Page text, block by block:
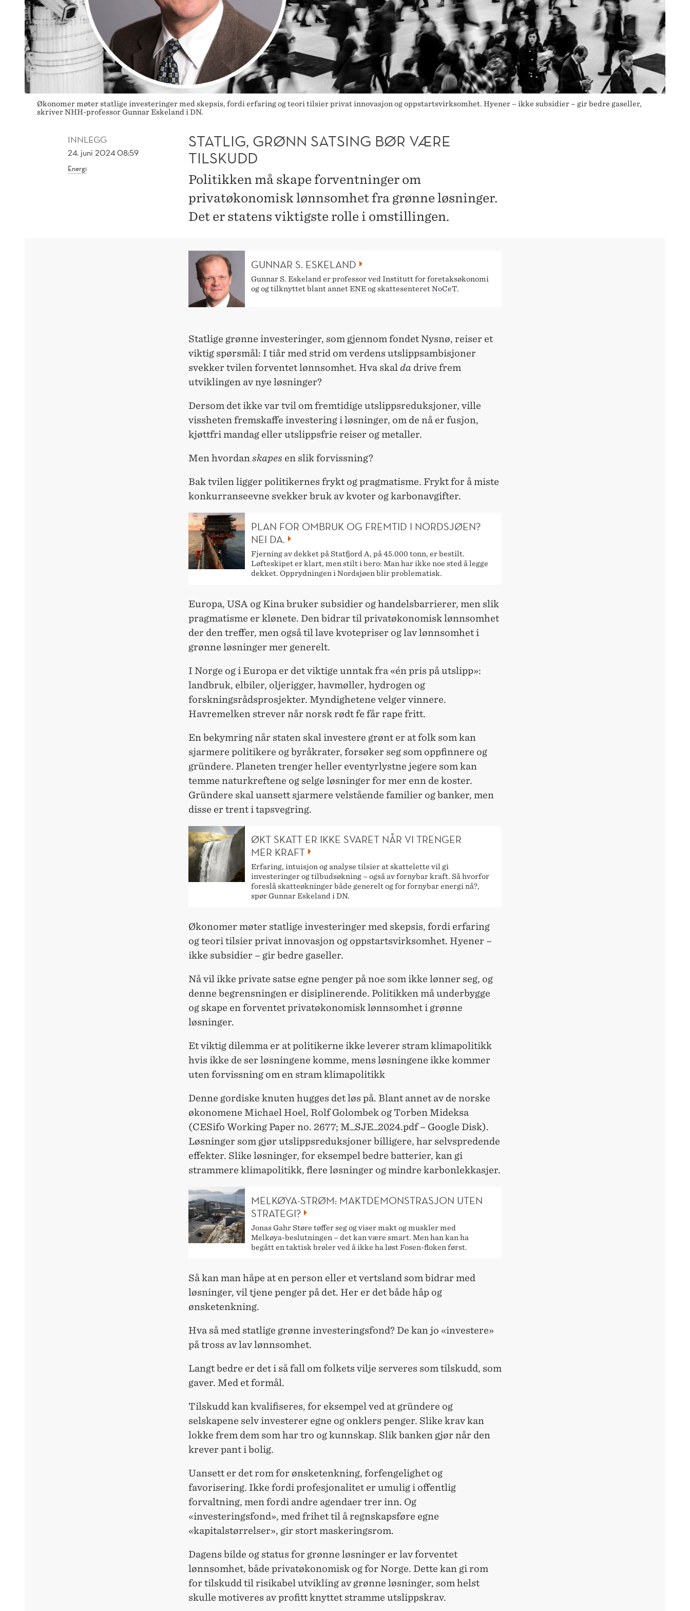
Økonomer møter statlige investeringer med skepsis, fordi erfaring og teori tilsier privat innovasjon og oppstartsvirksomhet. Hyener – ikke subsidier – gir bedre gaseller,
skriver NHH-professor Gunnar Eskeland i DN.
INNLEGG
24. juni 2024 08:59
Energi
STATLIG, GRØNN SATSING BØR VÆRE
TILSKUDD
Politikken må skape forventninger om
privatøkonomisk lønnsomhet fra grønne løsninger.
Det er statens viktigste rolle i omstillingen.
GUNNAR S. ESKELAND
Gunnar S. Eskeland er professor ved Institutt for foretaksøkonomi
og og tilknyttet blant annetENEog skattesenteretNoCeT.
Statlige grønne investeringer, som gjennom fondet Nysnø, reiser et
viktig spørsmål: I tiår med strid om verdens utslippsambisjoner
svekker tvilen forventet lønnsomhet. Hva skal da drive frem
utviklingen av nye løsninger?
Dersom det ikke var tvil om fremtidige utslippsreduksjoner, ville
vissheten fremskaffe investering i løsninger, om de nå er fusjon,
kjøttfri mandag eller utslippsfrie reiser og metaller.
Men hvordan skapes en slik forvissning?
Bak tvilen ligger politikernes frykt og pragmatisme. Frykt for å miste
konkurranseevne svekker bruk av kvoter og karbonavgifter.
PLAN FOR OMBRUK OG FREMTID I NORDSJØEN?
NEI DA.
Fjerning av dekket på Statfjord A, på 45.000 tonn, er bestilt.
Løfteskipet er klart, men stilt i bero: Man har ikke noe sted å legge
dekket. Opprydningen i Nordsjøen blir problematisk.
Europa, USA og Kina bruker subsidier og handelsbarrierer, men slik
pragmatisme er klønete. Den bidrar til privatøkonomisk lønnsomhet
der den treffer, men også til lave kvotepriser og lav lønnsomhet i
grønne løsninger mer generelt.
I Norge og i Europa er det viktige unntak fra «én pris på utslipp»:
landbruk, elbiler, oljerigger, havmøller, hydrogen og
forskningsrådsprosjekter. Myndighetene velger vinnere.
Havremelken strever når norsk rødt fe får rape fritt.
En bekymring når staten skal investere grønt er at folk som kan
sjarmere politikere og byråkrater, forsøker seg som oppfinnere og
gründere. Planeten trenger heller eventyrlystne jegere som kan
temme naturkreftene og selge løsninger for mer enn de koster.
Gründere skal uansett sjarmere velstående familier og banker, men
disse er trent i tapsvegring.
ØKT SKATT ER IKKE SVARET NÅR VI TRENGER
MER KRAFT
Erfaring, intuisjon og analyse tilsier at skattelette vil gi
investeringer og tilbudsøkning – også av fornybar kraft. Så hvorfor
foreslå skatteøkninger både generelt og for fornybar energi nå?,
spør Gunnar Eskeland i DN.
Økonomer møter statlige investeringer med skepsis, fordi erfaring
og teori tilsier privat innovasjon og oppstartsvirksomhet. Hyener –
ikke subsidier – gir bedre gaseller.
Nå vil ikke private satse egne penger på noe som ikke lønner seg, og
denne begrensningen er disiplinerende. Politikken må underbygge
og skape en forventet privatøkonomisk lønnsomhet i grønne
løsninger.
Et viktig dilemma er at politikerne ikke leverer stram klimapolitikk
hvis ikke de ser løsningene komme, mens løsningene ikke kommer
uten forvissning om en stram klimapolitikk
Denne gordiske knuten hugges det løs på. Blant annet av de norske
økonomene Michael Hoel, Rolf Golombek og Torben Mideksa
(CESifo Working Paper no. 2677; M_SJE_2024.pdf – Google Disk).
Løsninger som gjør utslippsreduksjoner billigere, har selvspredende
effekter. Slike løsninger, for eksempel bedre batterier, kan gi
strammere klimapolitikk, flere løsninger og mindre karbonlekkasjer.
MELKØYA-STRØM: MAKTDEMONSTRASJON UTEN
STRATEGI?
Jonas Gahr Støre tøffer seg og viser makt og muskler med
Melkøya-beslutningen – det kan være smart. Men han kan ha
begått en taktisk brøler ved å ikke ha løst Fosen-floken først.
Så kan man håpe at en person eller et vertsland som bidrar med
løsninger, vil tjene penger på det. Her er det både håp og
ønsketenkning.
Hva så med statlige grønne investeringsfond? De kan jo «investere»
på tross av lav lønnsomhet.
Langt bedre er det i så fall om folkets vilje serveres som tilskudd, som
gaver. Med et formål.
Tilskudd kan kvalifiseres, for eksempel ved at gründere og
selskapene selv investerer egne og onklers penger. Slike krav kan
lokke frem dem som har tro og kunnskap. Slik banken gjør når den
krever pant i bolig.
Uansett er det rom for ønsketenkning, forfengelighet og
favorisering. Ikke fordi profesjonalitet er umulig i offentlig
forvaltning, men fordi andre agendaer trer inn. Og
«investeringsfond», med frihet til å regnskapsføre egne
«kapitalstørrelser», gir stort maskeringsrom.
Dagens bilde og status for grønne løsninger er lav forventet
lønnsomhet, både privatøkonomisk og for Norge. Dette kan gi rom
for tilskudd til risikabel utvikling av grønne løsninger, som helst
skulle motiveres av profitt knyttet stramme utslippskrav.